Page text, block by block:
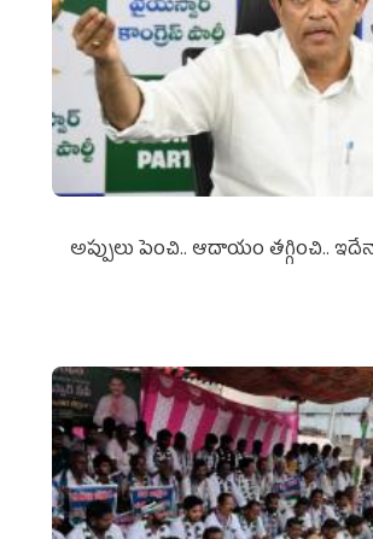
అప్పులు పెంచి.. ఆదాయం తగ్గించి..